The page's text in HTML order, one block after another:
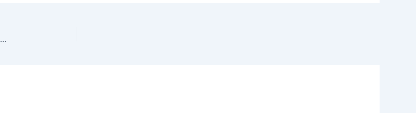
Clausura del Evento de Conmemoración 30 aniversario IFE-INE 1990-2020